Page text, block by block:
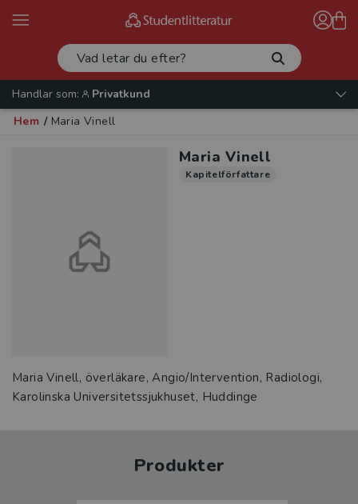
Handlar som:
Privatkund
Hem / Maria Vinell
Maria Vinell
Kapitelförfattare
Maria Vinell, överläkare, Angio/Intervention, Radiologi,
Karolinska Universitetssjukhuset, Huddinge
Produkter